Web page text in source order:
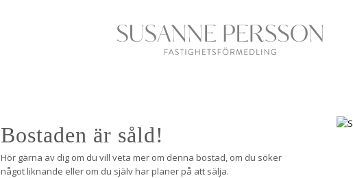
Bostaden är såld!
Hör gärna av dig om du vill veta mer om denna bostad, om du söker
något liknande eller om du själv har planer på att sälja.